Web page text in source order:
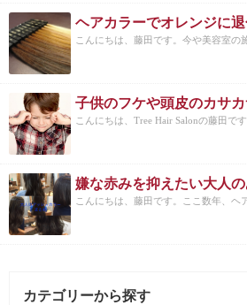
こんにちは、藤田です。今や美容室の
子供のフケや頭皮のカサ
こんにちは、Tree Hair Salonの藤田で
こんにちは、藤田です。ここ数年、ヘ
カテゴリーから探す